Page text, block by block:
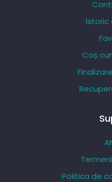
Istoric
Coș
Politica de